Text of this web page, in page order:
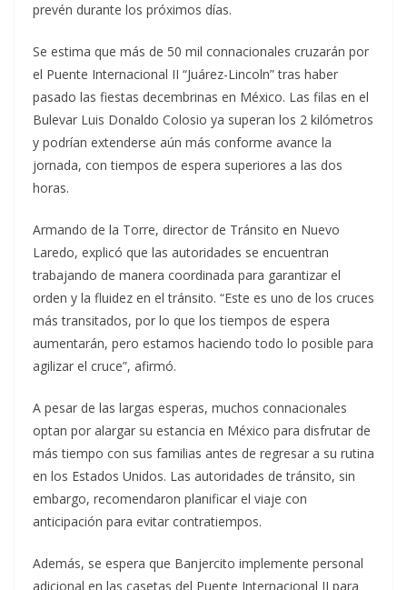
prevén durante los próximos días.
Se estima que más de 50 mil connacionales cruzarán por
el Puente Internacional II “Juárez-Lincoln” tras haber
pasado las fiestas decembrinas en México. Las filas en el
Bulevar Luis Donaldo Colosio ya superan los 2 kilómetros
y podrían extenderse aún más conforme avance la
jornada, con tiempos de espera superiores a las dos
horas.
Armando de la Torre, director de Tránsito en Nuevo
Laredo, explicó que las autoridades se encuentran
trabajando de manera coordinada para garantizar el
orden y la fluidez en el tránsito. “Este es uno de los cruces
más transitados, por lo que los tiempos de espera
aumentarán, pero estamos haciendo todo lo posible para
agilizar el cruce”, afirmó.
A pesar de las largas esperas, muchos connacionales
optan por alargar su estancia en México para disfrutar de
más tiempo con sus familias antes de regresar a su rutina
en los Estados Unidos. Las autoridades de tránsito, sin
embargo, recomendaron planificar el viaje con
anticipación para evitar contratiempos.
Además, se espera que Banjercito implemente personal
adicional en las casetas del Puente Internacional II para